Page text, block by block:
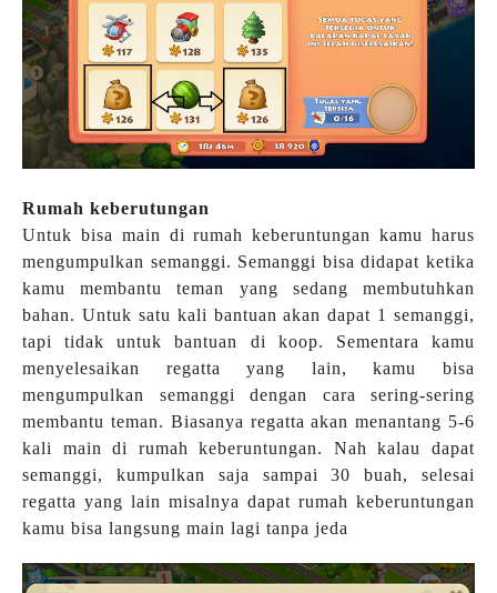
Rumah keberutungan
Untuk bisa main di rumah keberuntungan kamu harus
mengumpulkan semanggi. Semanggi bisa didapat ketika
kamu membantu teman yang sedang membutuhkan
bahan. Untuk satu kali bantuan akan dapat 1 semanggi,
tapi tidak untuk bantuan di koop. Sementara kamu
menyelesaikan regatta yang lain, kamu bisa
mengumpulkan semanggi dengan cara sering-sering
membantu teman. Biasanya regatta akan menantang 5-6
kali main di rumah keberuntungan. Nah kalau dapat
semanggi, kumpulkan saja sampai 30 buah, selesai
regatta yang lain misalnya dapat rumah keberuntungan
kamu bisa langsung main lagi tanpa jeda